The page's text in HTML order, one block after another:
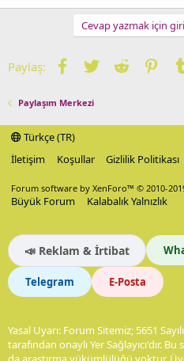
Cevap yazmak için
Paylaş: Facebook
TwitterReddit
Paylaşım Merkezi
Türkçe (TR)
İletişim
Koşullar Gizlilik Politikası
Forum software by XenForo™ © 2010-
Büyük Forum Kalabalık Yalnızlık
📣 Reklam & İrtibat
Telegram E-Posta
Yasal Uyarı: Forum Sitemiz; 5651
tarafından onaylı Yer Sağlayıcı'dır.